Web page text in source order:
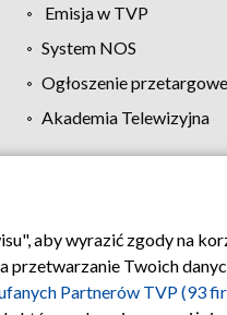
Emisja w TVP
System NOS
Ogłoszenie przetargowe
Akademia Telewizyjna
Regulamin TVP Polityka
aby wyrazić zgody na
Twoich
Partnerów TVP (93